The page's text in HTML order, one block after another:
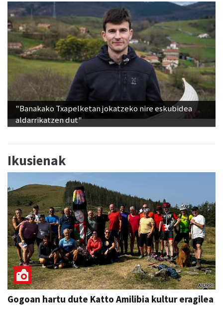
"Banakako Txapelketan jokatzeko nire eskubidea
aldarrikatzen dut"
Ikusienak
Gogoan hartu dute Katto Amilibia kultur eragilea